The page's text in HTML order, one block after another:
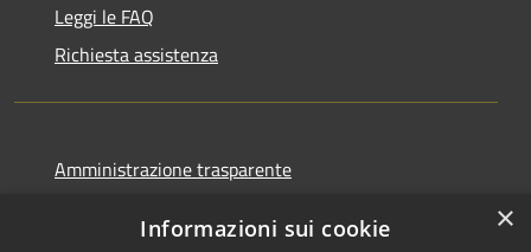
Leggi le FAQ
Richiesta assistenza
Amministrazione trasparente
×
Informazioni sui cookie